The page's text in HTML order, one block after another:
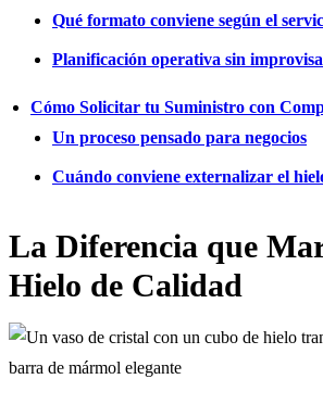
Qué formato conviene según el
Planificación operativa sin
Cómo Solicitar tu Suministro con
Un proceso pensado para negocios
Cuándo conviene externalizar el
La Diferencia que
Hielo de Calidad